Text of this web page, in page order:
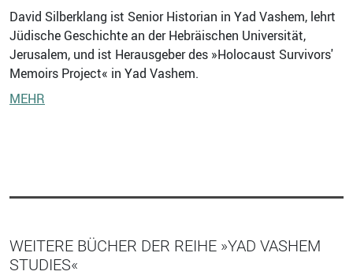
David Silberklang ist Senior Historian in Yad Vashem, lehrt
Jüdische Geschichte an der Hebräischen Universität,
Jerusalem, und ist Herausgeber des »Holocaust Survivors'
Memoirs Project« in Yad Vashem.
MEHR
WEITERE BÜCHER DER REIHE »YAD VASHEM
STUDIES«